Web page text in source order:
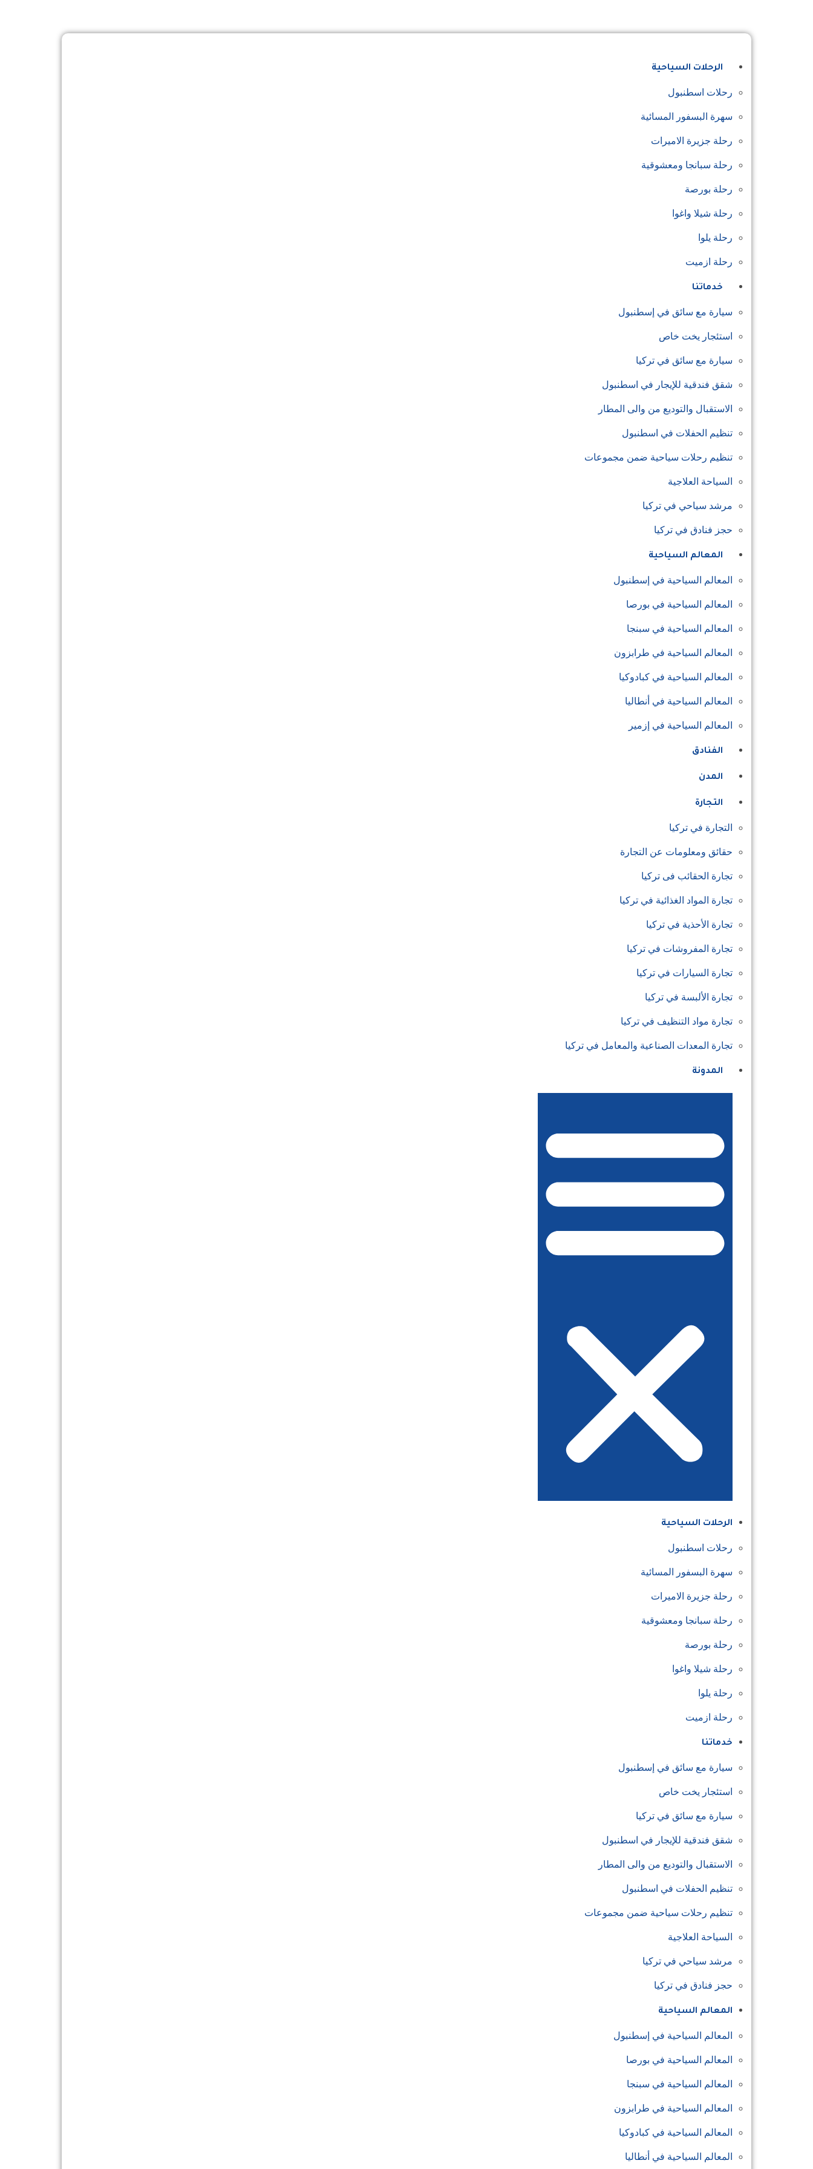
الرحلات السياحية
رحلات اسطنبول
سهرة البسفور المسائية
رحلة جزيرة الاميرات
رحلة سبانجا ومعشوقية
رحلة بورصة
رحلة شيلا واغوا
رحلة يلوا
رحلة ازميت
خدماتنا
سيارة مع سائق في إسطنبول
استئجار يخت خاص
سيارة مع سائق في تركيا
شقق فندقية للإيجار في اسطنبول
الاستقبال والتوديع من والى المطار
تنظيم الحفلات في اسطنبول
تنظيم رحلات سياحية ضمن مجموعات
السياحة العلاجية
مرشد سياحي في تركيا
حجز فنادق في تركيا
المعالم السياحية
المعالم السياحية في إسطنبول
المعالم السياحية في بورصا
المعالم السياحية في سبنجا
المعالم السياحية في طرابزون
المعالم السياحية في كبادوكيا
المعالم السياحية في أنطاليا
المعالم السياحية في إزمير
الفنادق
المدن
التجارة
التجارة في تركيا
حقائق ومعلومات عن التجارة
تجارة الحقائب فى تركيا
تجارة المواد الغذائية في تركيا
تجارة الأحذية في تركيا
تجارة المفروشات في تركيا
تجارة السيارات في تركيا
تجارة الألبسة في تركيا
تجارة مواد التنظيف في تركيا
تجارة المعدات الصناعية والمعامل في تركيا
المدونة
الرحلات السياحية
رحلات اسطنبول
سهرة البسفور المسائية
رحلة جزيرة الاميرات
رحلة سبانجا ومعشوقية
رحلة بورصة
رحلة شيلا واغوا
رحلة يلوا
رحلة ازميت
خدماتنا
سيارة مع سائق في إسطنبول
استئجار يخت خاص
سيارة مع سائق في تركيا
شقق فندقية للإيجار في اسطنبول
الاستقبال والتوديع من والى المطار
تنظيم الحفلات في اسطنبول
تنظيم رحلات سياحية ضمن مجموعات
السياحة العلاجية
مرشد سياحي في تركيا
حجز فنادق في تركيا
المعالم السياحية
المعالم السياحية في إسطنبول
المعالم السياحية في بورصا
المعالم السياحية في سبنجا
المعالم السياحية في طرابزون
المعالم السياحية في كبادوكيا
المعالم السياحية في أنطاليا